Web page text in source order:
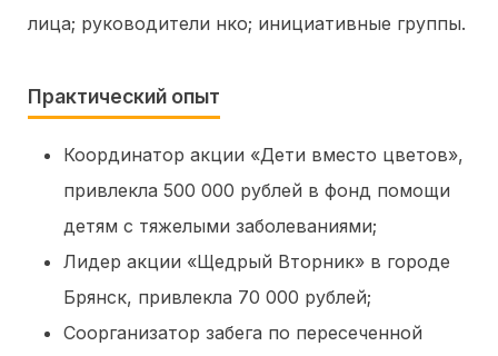
лица руководители нко инициативные группы
Практический опыт
Координатор акции «Дети вместо цветов»,
привлекла 500 000 рублей в фонд помощи
детям с тяжелыми заболеваниями;
Лидер акции «Щедрый Вторник» в городе
Брянск, привлекла 70 000 рублей;
Соорганизатор забега по пересеченной